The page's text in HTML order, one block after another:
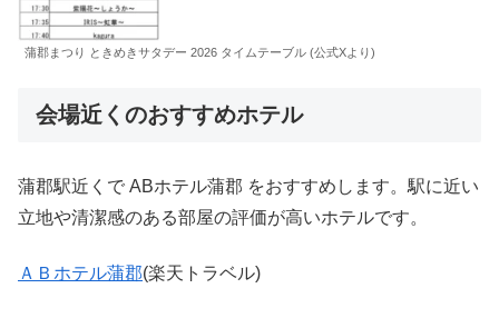
蒲郡まつり ときめきサタデー 2026 タイムテーブル (公式Xより)
会場近くのおすすめホテル
蒲郡駅近くで ABホテル蒲郡 をおすすめします。駅に近い
立地や清潔感のある部屋の評価が高いホテルです。
ＡＢホテル蒲郡(楽天トラベル)